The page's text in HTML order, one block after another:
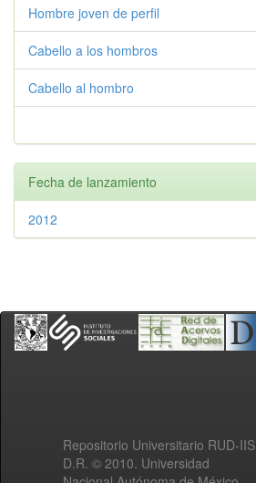
Hombre joven de perfil
Cabello a los hombros
Cabello al hombro
Fecha de lanzamiento
2012
Repositorio Universitario RUD-IIS
D.R. © 2010. Universidad